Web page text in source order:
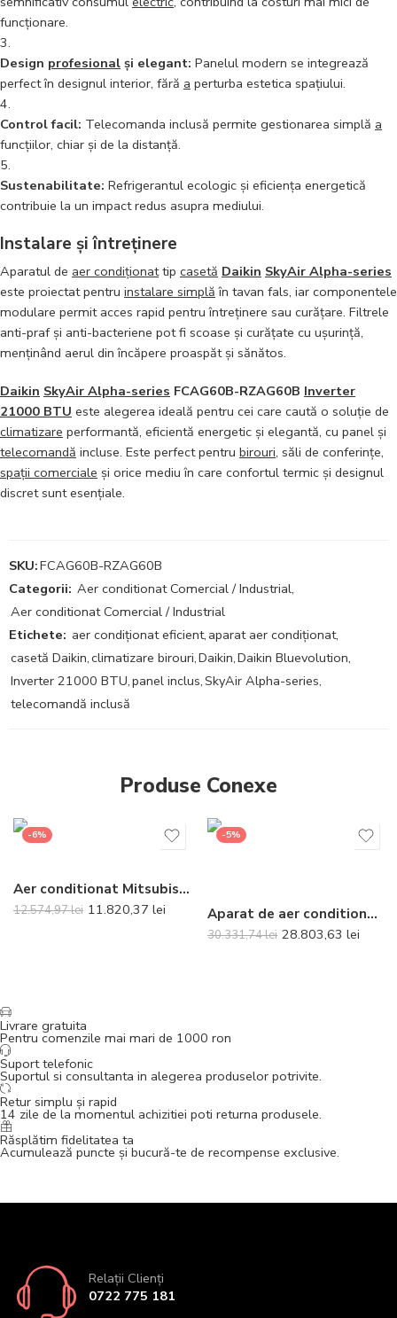
funcționare.
Design profesional și elegant: Panelul modern se integrează
perfect în designul interior, fără a perturba estetica spațiului.
Control facil: Telecomanda inclusă permite gestionarea simplă a
funcțiilor, chiar și de la distanță.
Sustenabilitate: Refrigerantul ecologic și eficiența energetică
contribuie la un impact redus asupra mediului.
Instalare și întreținere
Aparatul de aer condiționattip casetă Daikin SkyAir Alpha-series
este proiectat pentru instalare simplă în tavan fals, iar componentele
modulare permit acces rapid pentru întreținere sau curățare. Filtrele
anti-praf și anti-bacteriene pot fi scoase și curățate cu ușurință,
menținând aerul din încăpere proaspăt și sănătos.
Daikin SkyAir Alpha-series FCAG60B-RZAG60B Inverter
21000 BTU este alegerea ideală pentru cei care caută o soluție de
climatizare performantă, eficientă energetic și elegantă, cu panel și
telecomandă incluse. Este perfect pentru birouri, săli de conferințe,
spații comerciale și orice mediu în care confortul termic și designul
discret sunt esențiale.
SKU:FCAG60B-RZAG60B
Categorii: Aer conditionat Comercial / Industrial,
Aer conditionat Comercial / Industrial
Etichete: aer condiționat eficient, aparat aer condiționat,
casetă Daikin,climatizare birouri,Daikin,Daikin Bluevolution,
Inverter 21000 BTU,panel inclus,SkyAir Alpha-series,
telecomandă inclusă
Produse Conexe
-6%
Aer conditionat Mitsubishi Electric Multisplit MXZ-2F53VFHZ+2xMSZ-AP25VG (2×9000 BTU)
12.574,97lei 11.820,37 lei
-5%
Aparat de aer conditionat tip caseta Daikin SkyAir Alpha-series High COP Bluevolution FCAHG100H-RZAG100NY1 Inverter 32000 BTU – Panel si telecomanda incluse
30.331,74lei 28.803,63 lei
Livrare gratuita
Pentru comenzile mai mari de 1000 ron
Suport telefonic
Suportul si consultanta in alegerea produselor potrivite.
Retur simplu și rapid
14 zile de la momentul achizitiei poti returna produsele.
Răsplătim fidelitatea ta
Acumulează puncte și bucură-te de recompense exclusive.
Relații Clienți
0722 775 181